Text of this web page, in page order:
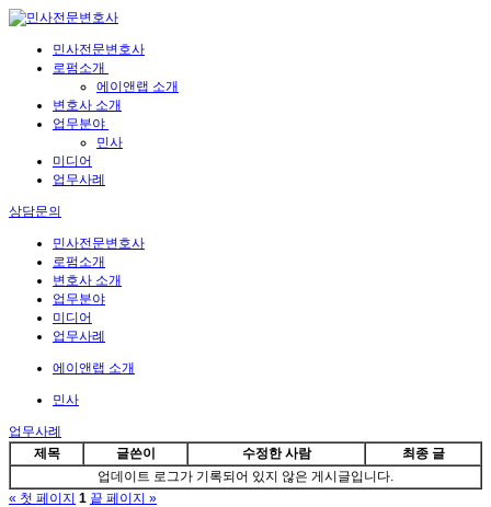
민사전문변호사
로펌소개
에이앤랩 소개
변호사 소개
업무분야
민사
미디어
업무사례
상담문의
민사전문변호사
로펌소개
변호사 소개
업무분야
미디어
업무사례
에이앤랩 소개
민사
업무사례
제목
글쓴이 수정한 사람
최종 글
업데이트 로그가 기록되어 있지 않은 게시글입니다.
« 첫 페이지 1 끝 페이지 »